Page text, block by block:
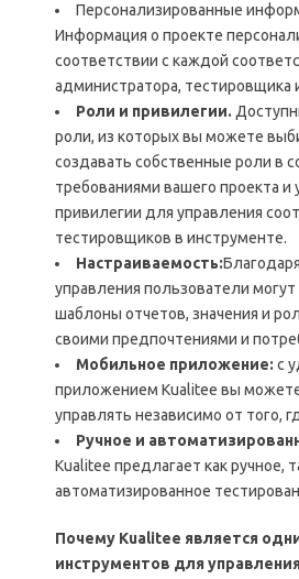
Персонализированные
Информация о проекте
соответствии с каждой
администратора, тестировщика
Роли и привилегии.
роли, из которых вы можете
создавать собственные роли в
требованиями вашего проекта и
привилегии для управления
тестировщиков в инструменте.
Настраиваемость:
управления пользователи могут
шаблоны отчетов, значения и
своими предпочтениями и
Мобильное приложение: с
приложением Kualitee вы
управлять независимо от того,
Ручное и
Kualitee предлагает как ручное,
автоматизированное
Почему Kualitee является
инструментов для